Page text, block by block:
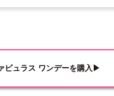
ビュラス ワンデーを購入▶